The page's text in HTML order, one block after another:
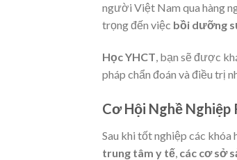
người Việt Nam qua hàng
trọng đến việc bồi dưỡng
Học YHCT, bạn sẽ được
pháp chẩn đoán và điều trị
Cơ Hội Nghề Nghiệp
Sau khi tốt nghiệp các khóa
trung tâm y tế các cơ sở